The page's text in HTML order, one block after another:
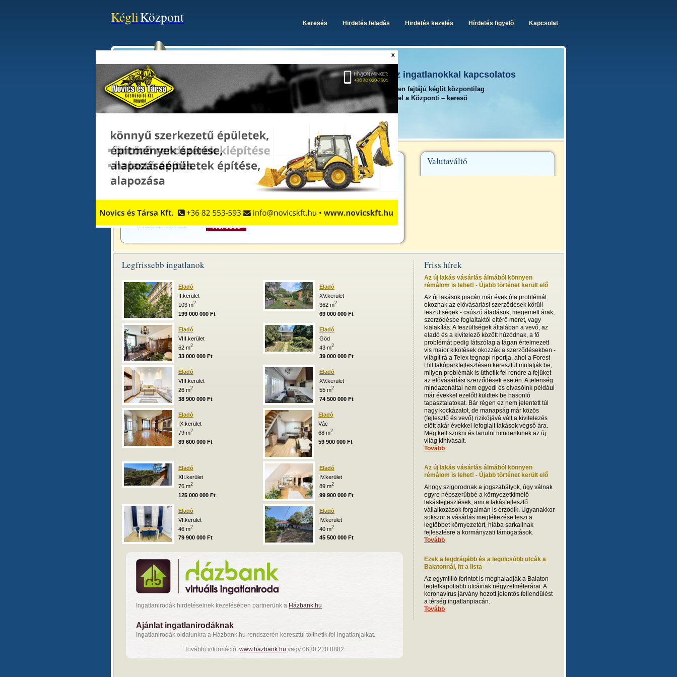
KégliKözpont Keresés Hirdetés feladás Hirdetés kezelés Hírdetés figyelő Kapcsolat
Egy helyen minden, ami az ingatlanokkal kapcsolatos
A Kégli Központon minden fajtájú kéglit központilag
megtalálhat. Iratkozzon fel a Központi – kereső
rendszerünkre is.
Minden Ingatlan Hirdetés
X
Kategória:
Szobaszám:
Részletes keresés >>
Valutaváltó
Legfrissebb ingatlanok
Eladó
II.kerület
103 m2
199 000 000 Ft
Eladó
XV.kerület
362 m2
69 000 000 Ft
Eladó
VIII.kerület
62 m2
33 000 000 Ft
Eladó
Göd
43 m2
39 000 000 Ft
Eladó
VIII.kerület
26 m2
38 900 000 Ft
Eladó
XV.kerület
55 m2
74 500 000 Ft
Eladó
IX.kerület
79 m2
89 600 000 Ft
Eladó
Vác
68 m2
59 900 000 Ft
Eladó
XII.kerület
76 m2
125 000 000 Ft
Eladó
IV.kerület
89 m2
99 900 000 Ft
Eladó
VI.kerület
46 m2
79 900 000 Ft
Eladó
IV.kerület
40 m2
45 500 000 Ft
Ingatlanirodák hirdetéseinek kezelésében partnerünk a Házbank.hu
Ajánlat ingatlanirodáknak
Ingatlanirodák oldalunkra a Házbank.hu rendszerén keresztül tölthetik fel ingatlanjaikat.
További információ:www.hazbank.hu vagy 0630 220 8882
Friss hírek
Az új lakás vásárlás álmából könnyen
rémálom is lehet! - Újabb történet került elő
Az új lakások piacán már évek óta problémát
okoznak az elővásárlási szerződések körüli
feszültségek - csúszó átadások, megemelt árak,
szerződésbe foglaltaktól eltérő méret, vagy
kialakítás. A feszültségek általában a vevő, az
eladó és a kivitelező között húzódnak, a fő
problémát pedig látszólag a tágan értelmezett
vis maior kikötések okozzák a szerződésekben -
világít rá a Telex tegnapi riportja, ahol a Forest
Hill lakóparkfejlesztésen keresztül mutatják be,
milyen problémák is üthetik fel rendre a fejüket
az elővásárlási szerződések esetén. A jelenség
mindazonáltal nem egyedi és olvasóink például
már évekkel ezelőtt küldtek be hasonló
tapasztalatokat. Bár régen ez nem jelentett túl
nagy kockázatot, de manapság már közös
(fejlesztő és vevő) rizikójává vált a kivitelezés
előtt akár évekkel lefoglalt lakások végső ára.
Meg kell szokni és tanulni mindenkinek az új
világ kihívásait.
Tovább
Az új lakás vásárlás álmából könnyen
rémálom is lehet! - Újabb történet került elő
Ahogy szigorodnak a jogszabályok, úgy válnak
egyre népszerűbbé a környezetkímélő
lakásfejlesztések, ami a lakásfejlesztő
vállalkozások forgalmán is érződik. Ugyanakkor
sokszor a vásárlás megfékezése teszi a
legtöbbet környezetért, hiába sarkallnak
fejlesztésre a kormányzati támogatások.
Tovább
Ezek a legdrágább és a legolcsóbb utcák a
Balatonnál, itt a lista
Az egymillió forintot is meghaladják a Balaton
legfelkapottabb utcáinak négyzetméterárai. A
koronavírus járvány hozott jelentős fellendülést
a térség ingatlanpiacán.
Tovább